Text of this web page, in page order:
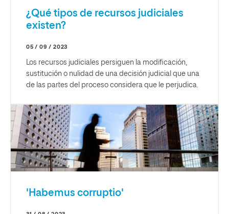
¿Qué tipos de recursos judiciales
existen?
05 / 09 / 2023
Los recursos judiciales persiguen la modificación,
sustitución o nulidad de una decisión judicial que una
de las partes del proceso considera que le perjudica.
'Habemus corruptio'